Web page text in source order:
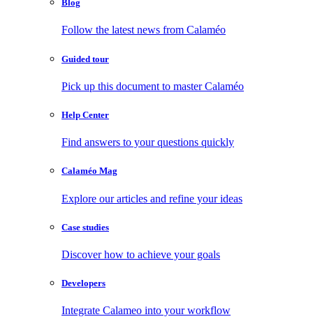
Blog
Follow the latest news from Calaméo
Guided tour
Pick up this document to master Calaméo
Help Center
Find answers to your questions quickly
Calaméo Mag
Explore our articles and refine your ideas
Case studies
Discover how to achieve your goals
Developers
Integrate Calameo into your workflow